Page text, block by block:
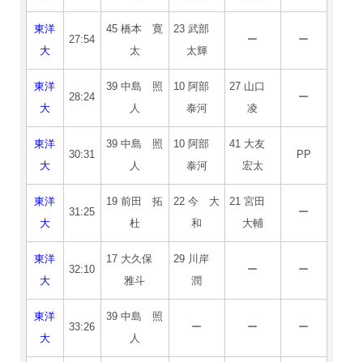
東洋
大
27:54
45 橋本 寛
太
23 武部
太輝
ー ー
東洋
大
28:24
39 中島 照
人
10 阿部
泰河
27 山口
凌
ー
東洋
大
30:31
39 中島 照
人
10 阿部
泰河
41 大友
宏太
PP
東洋
大
31:25
19 前田 拓
杜
22 今 大
和
21 宮田
大輔
ー
東洋
大
32:10
17 大久保
雅斗
29 川岸
潤
ー ー
東洋
大
33:26
39 中島 照
人
ー ー ー